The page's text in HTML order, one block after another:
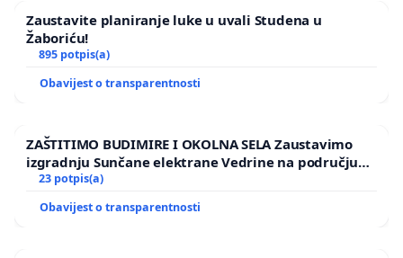
Zaustavite planiranje luke u uvali Studena u
Žaboriću!
895 potpis(a)
Obavijest o transparentnosti
ZAŠTITIMO BUDIMIRE I OKOLNA SELA Zaustavimo
izgradnju Sunčane elektrane Vedrine na području
Ugljana
23 potpis(a)
Obavijest o transparentnosti